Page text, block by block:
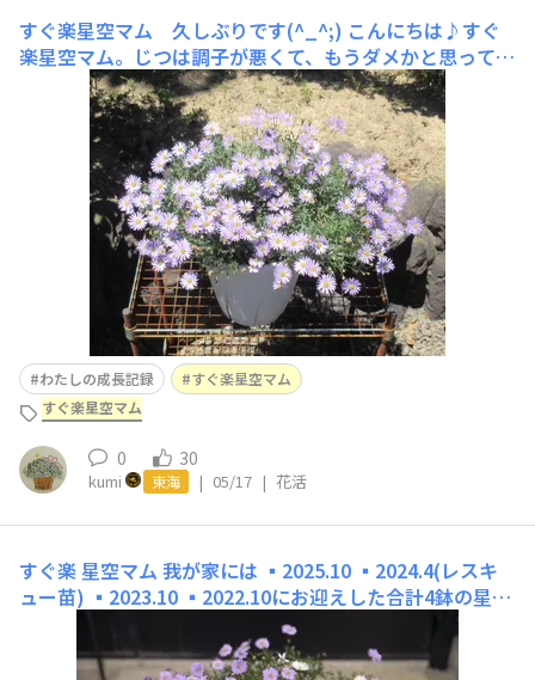
すぐ楽星空マム 久しぶりです(^_^;) こんにちは♪すぐ
楽星空マム。じつは調子が悪くて、もうダメかと思ってい
ました。バニラの調子が悪くて。東側の軒下で養生してい
ましたが、ついに枯れてしまいました。4月26日撮影新芽
が出てきたので、バニラかなと思っていましたが。5月17
日撮影ソーダでした。午前中は日が当たる場所に移動して
います。よく咲いてき
わたしの成長記録
すぐ楽星空マム
すぐ楽星空マム
0 30
kumi 東海 | 05/17 | 花活
すぐ楽 星空マム 我が家には ▪︎2025.10 ▪︎2024.4(レスキ
ュー苗) ▪︎2023.10 ▪︎2022.10にお迎えした合計4鉢の星空
マムがいます2月下旬に株を掃除しました画像上段⬆️手を
加える前 下段⬇️ 茶色くなった茎を取り除いてお掃除しま